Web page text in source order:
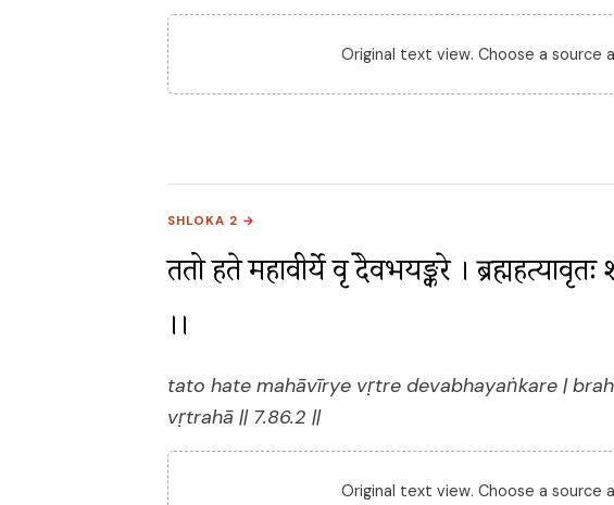
Original text view. Choose a source
SHLOKA 2 →
ततो हते महावीर्ये वृत्रे देवभयङ्करे ।
।।
tato hate mahāvīrye vṛtre devabhayaṅkare |
vṛtrahā || 7.86.2 ||
Original text view. Choose a source